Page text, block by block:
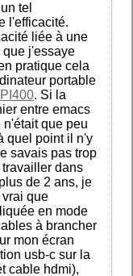
tel
l'efficacité.
liée à une
j'essaye
pratique cela
portable
. Si la
entre emacs
que peu
quel point il n'y
savais pas trop
dans
de 2 ans, je
que
en mode
à brancher
mon écran
usb-c sur la
cable hdmi),